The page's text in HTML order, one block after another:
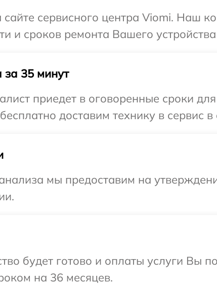
сайте сервисного центра Viomi. Наш
и сроков ремонта Вашего
35 минут
приедет в оговоренные сроки
доставим технику в сервис
мы предоставим на
будет готово и оплаты услуги Вы
на 36 месяцев.